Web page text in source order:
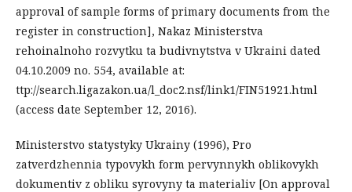
approval of sample forms of primary documents from the
register in construction], Nakaz Ministerstva
rehoinalnoho rozvytku ta budivnytstva v Ukraini dated
04.10.2009 no. 554, available at:
ttp://search.ligazakon.ua/l_doc2.nsf/link1/FIN51921.html
(access date September 12, 2016).
Ministerstvo statystyky Ukrainy (1996), Pro
zatverdzhennia typovykh form pervynnykh oblikovykh
dokumentiv z obliku syrovyny ta materialiv [On approval